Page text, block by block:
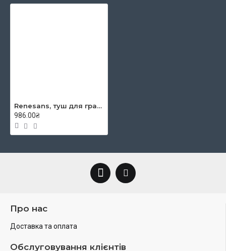
Renesans, туш для графіки (Естампа) колір 53 Середній чорний 500 мл,
986.00₴
Про нас
Доставка та оплата
Обслуговування клієнтів